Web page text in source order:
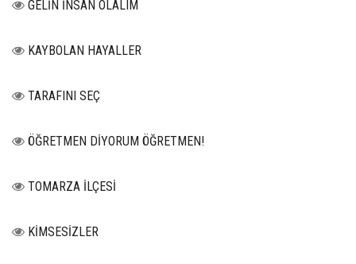
GELİN İNSAN OLALIM
KAYBOLAN HAYALLER
TARAFINI SEÇ
ÖĞRETMEN DİYORUM ÖĞRETMEN!
TOMARZA İLÇESİ
KİMSESİZLER